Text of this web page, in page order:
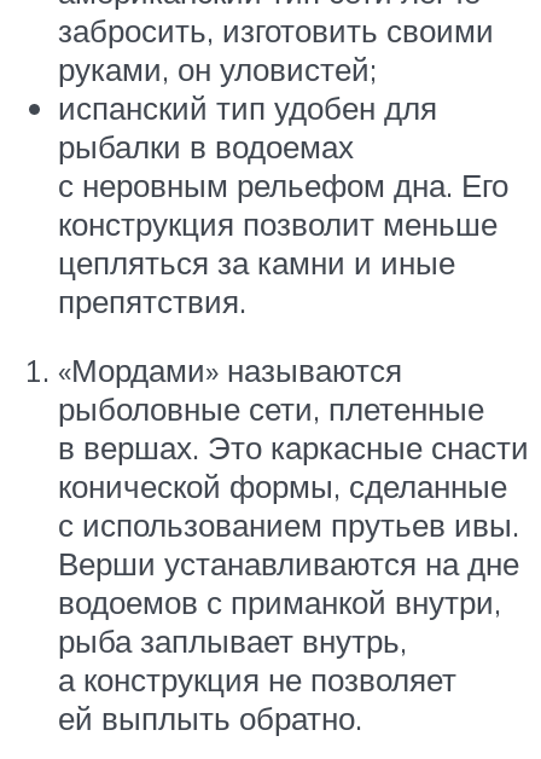
забросить, изготовить своими
руками, он уловистей;
испанский тип удобен для
рыбалки в водоемах
с неровным рельефом дна. Его
конструкция позволит меньше
цепляться за камни и иные
препятствия.
«Мордами» называются
рыболовные сети, плетенные
в вершах. Это каркасные снасти
конической формы, сделанные
с использованием прутьев ивы.
Верши устанавливаются на дне
водоемов с приманкой внутри,
рыба заплывает внутрь,
а конструкция не позволяет
ей выплыть обратно.